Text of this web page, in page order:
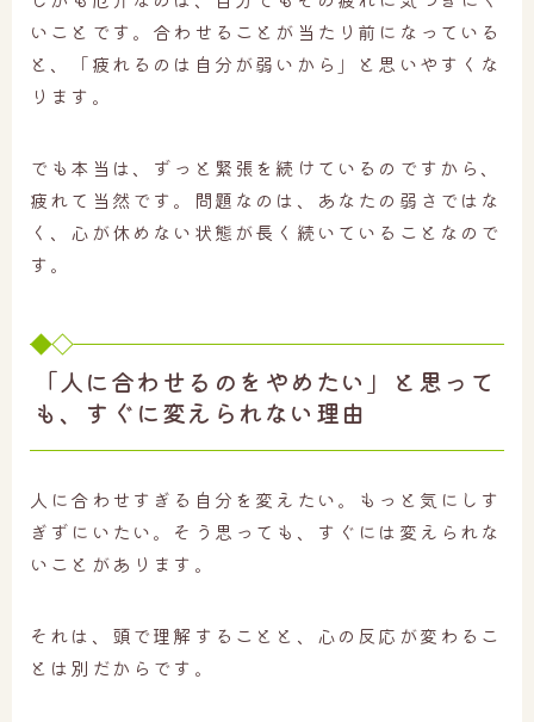
いことです。合わせることが当たり前になっている
と、「疲れるのは自分が弱いから」と思いやすくな
ります。
でも本当は、ずっと緊張を続けているのですから、
疲れて当然です。問題なのは、あなたの弱さではな
く、心が休めない状態が長く続いていることなので
す。
「人に合わせるのをやめたい」と思って
も、すぐに変えられない理由
人に合わせすぎる自分を変えたい。もっと気にしす
ぎずにいたい。そう思っても、すぐには変えられな
いことがあります。
それは、頭で理解することと、心の反応が変わるこ
とは別だからです。